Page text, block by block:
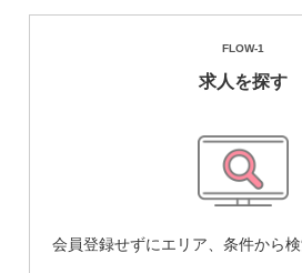
FLOW-1
求人を探す
会員登録せずにエリア、条件から検